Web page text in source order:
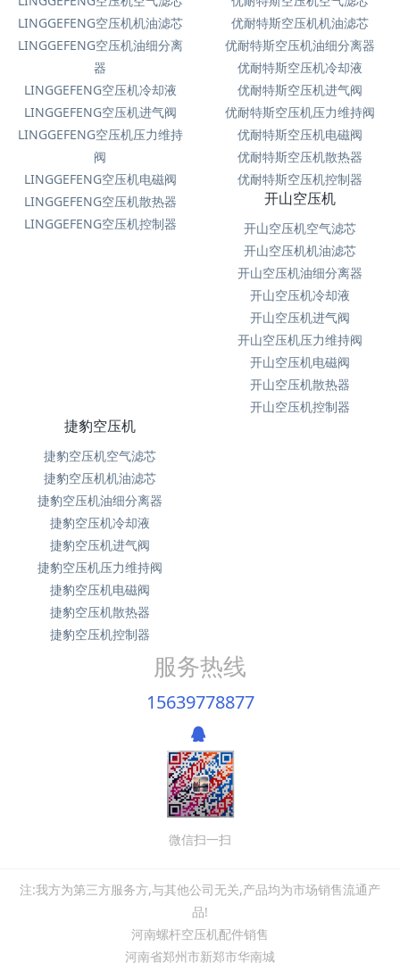
LINGGEFENG空压机机油滤芯
LINGGEFENG空压机油细分离
器
LINGGEFENG空压机冷却液
LINGGEFENG空压机进气阀
LINGGEFENG空压机压力维持
阀
LINGGEFENG空压机电磁阀
LINGGEFENG空压机散热器
LINGGEFENG空压机控制器
优耐特斯空压机机油滤芯
优耐特斯空压机油细分离器
优耐特斯空压机冷却液
优耐特斯空压机进气阀
优耐特斯空压机压力维持阀
优耐特斯空压机电磁阀
优耐特斯空压机散热器
优耐特斯空压机控制器
开山空压机
开山空压机空气滤芯
开山空压机机油滤芯
开山空压机油细分离器
开山空压机冷却液
开山空压机进气阀
开山空压机压力维持阀
开山空压机电磁阀
开山空压机散热器
开山空压机控制器
捷豹空压机
捷豹空压机空气滤芯
捷豹空压机机油滤芯
捷豹空压机油细分离器
捷豹空压机冷却液
捷豹空压机进气阀
捷豹空压机压力维持阀
捷豹空压机电磁阀
捷豹空压机散热器
捷豹空压机控制器
服务热线
15639778877
微信扫一扫
注:我方为第三方服务方,与其他公司无关,产品均为市场销售流通产
品!
河南螺杆空压机配件销售
河南省郑州市新郑市华南城